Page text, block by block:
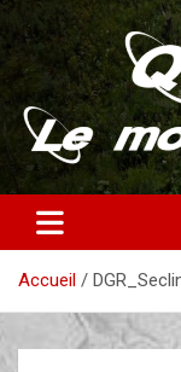
Aller
au
contenu
Quentin
Partez à la
Accueil